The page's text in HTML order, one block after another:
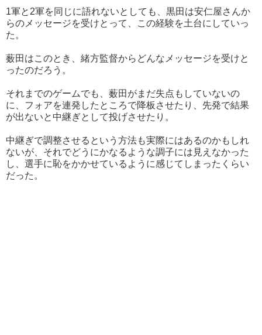
1軍と2軍を同じに語れないとしても、黒田は安仁屋さんか
らのメッセージを受けとって、この経験を土台にしていっ
た。
薮田はこのとき、緒方監督からどんなメッセージを受けと
ったのだろう。
それまでのゲームでも、薮田がまだ失点もしていないの
に、フォアを連発したところで降板させたり、先発で結果
が出ないと中継ぎとして投げさせたり。
中継ぎで調整させるという方法も実際にはあるのかもしれ
ないが、それでどうにかなるような調子には見えなかった
し、選手に恥をかかせているように感じてしまったくらい
だった。